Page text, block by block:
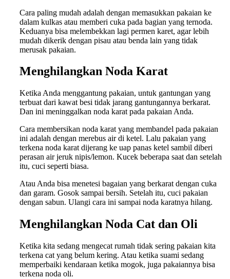
Cara paling mudah adalah dengan memasukkan pakaian ke
dalam kulkas atau memberi cuka pada bagian yang ternoda.
Keduanya bisa melembekkan lagi permen karet, agar lebih
mudah dikerik dengan pisau atau benda lain yang tidak
merusak pakaian.
Menghilangkan Noda Karat
Ketika Anda menggantung pakaian, untuk gantungan yang
terbuat dari kawat besi tidak jarang gantungannya berkarat.
Dan ini meninggalkan noda karat pada pakaian Anda.
Cara membersikan noda karat yang membandel pada pakaian
ini adalah dengan merebus air di ketel. Lalu pakaian yang
terkena noda karat dijerang ke uap panas ketel sambil diberi
perasan air jeruk nipis/lemon. Kucek beberapa saat dan setelah
itu, cuci seperti biasa.
Atau Anda bisa menetesi bagaian yang berkarat dengan cuka
dan garam. Gosok sampai bersih. Setelah itu, cuci pakaian
dengan sabun. Ulangi cara ini sampai noda karatnya hilang.
Menghilangkan Noda Cat dan Oli
Ketika kita sedang mengecat rumah tidak sering pakaian kita
terkena cat yang belum kering. Atau ketika suami sedang
memperbaiki kendaraan ketika mogok, juga pakaiannya bisa
terkena noda oli.